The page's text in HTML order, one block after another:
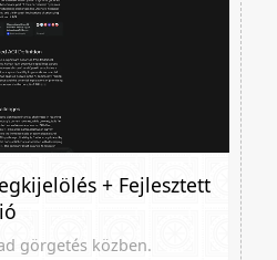
+ Fejlesztett
görgetés közben.